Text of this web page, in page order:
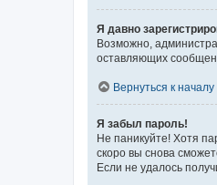
Я давно
Возможно,
оставляющих
Вернуться к началу
Я забыл пароль!
Не паникуйте! Хотя
скоро вы снова
Если не удалось